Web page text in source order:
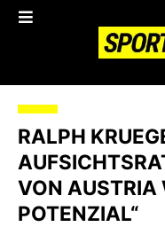
RALPH
VON AUSTRIA
OTENZIAL“